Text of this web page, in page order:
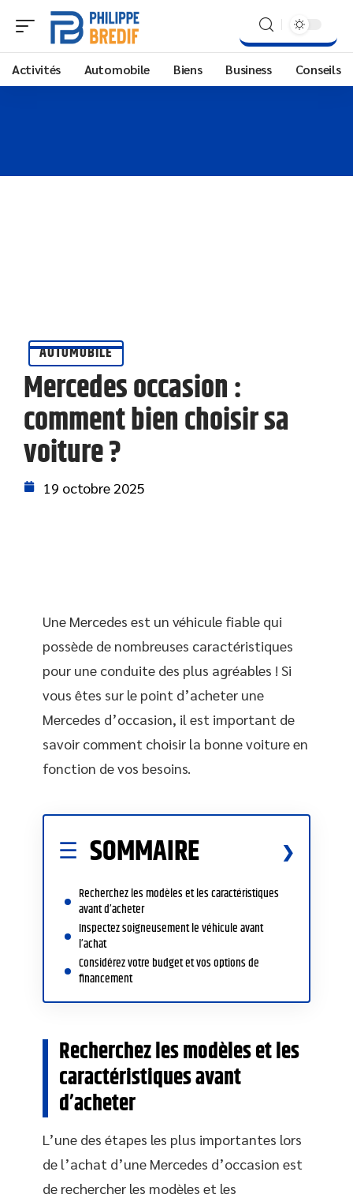
Activités Automobile Biens Business Conseils
AUTOMOBILE
Mercedes occasion :
comment bien choisir sa
voiture ?
19 octobre 2025
Une Mercedes est un véhicule fiable qui
possède de nombreuses caractéristiques
pour une conduite des plus agréables ! Si
vous êtes sur le point d’acheter une
Mercedes d’occasion, il est important de
savoir comment choisir la bonne voiture en
fonction de vos besoins.
SOMMAIRE
Recherchez les modèles et les caractéristiques
avant d’acheter
Inspectez soigneusement le véhicule avant
l’achat
Considérez votre budget et vos options de
financement
Recherchez les modèles et les
caractéristiques avant
d’acheter
L’une des étapes les plus importantes lors
de l’achat d’une Mercedes d’occasion est
de rechercher les modèles et les